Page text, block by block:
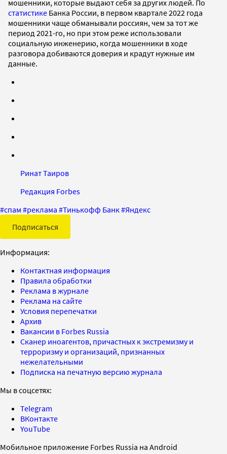
мошенники, которые выдают себя за других людей. По
статистике Банка России, в первом квартале 2022 года
мошенники чаще обманывали россиян, чем за тот же
период 2021-го, но при этом реже использовали
социальную инженерию, когда мошенники в ходе
разговора добиваются доверия и крадут нужные им
данные.
Ринат Таиров
Редакция Forbes
#спам #реклама #Тинькофф Банк#Яндекс
Подписаться
Информация:
Контактная информация
Правила обработки
Реклама в журнале
Реклама на сайте
Условия перепечатки
Архив
Вакансии в Forbes Russia
Сканер иноагентов, причастных к экстремизму и
терроризму и организаций, признанных
нежелательными
Подписка на печатную версию журнала
Мы в соцсетях:
Telegram
ВКонтакте
YouTube
Мобильное приложение Forbes Russia на Android